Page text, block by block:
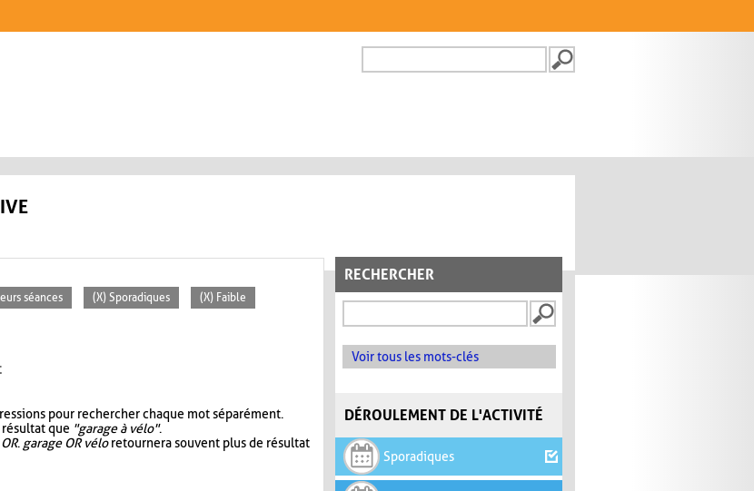
FORMULAIRE DE
RECHERCHER
Voir tous les mots-clés
DÉROULEMENT DE L'ACTIVITÉ
Sporadiques
séances (X) Sporadiques (X) Faible
pour rechercher chaque mot séparément.
que "garage à vélo".
OR. garage OR véloretournera souvent plus de résultat